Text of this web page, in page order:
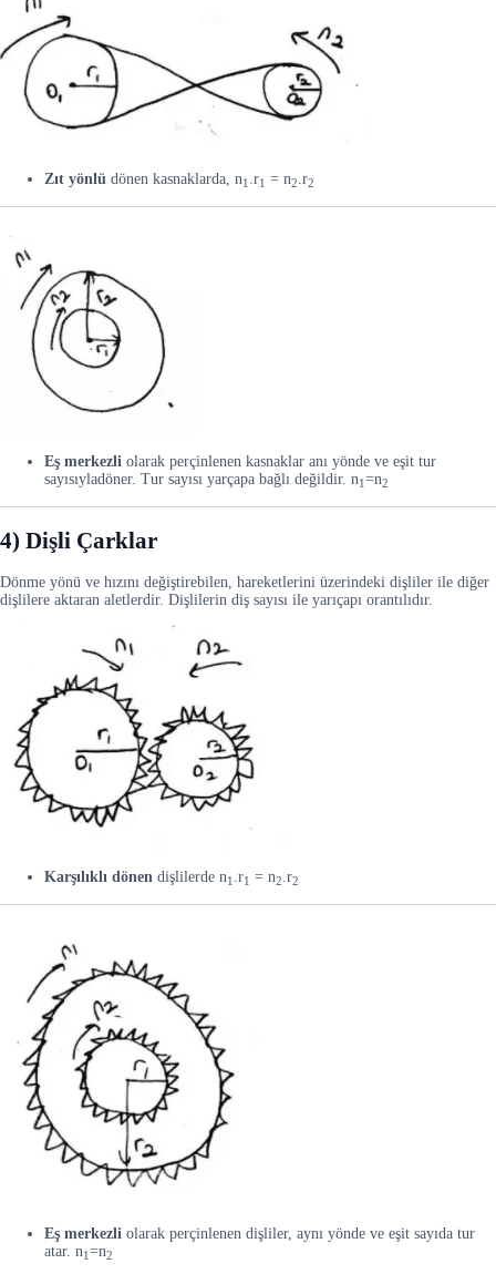
Zıt yönlü dönen kasnaklarda, n1 .r1 = n2.r2
Eş merkezli olarak perçinlenen kasnaklar anı yönde ve eşit tur
sayısıyladöner. Tur sayısı yarçapa bağlı değildir. n1 =n2
4) Dişli Çarklar
Dönme yönü ve hızını değiştirebilen, hareketlerini üzerindeki dişliler ile diğer
dişlilere aktaran aletlerdir. Dişlilerin diş sayısı ile yarıçapı orantılıdır.
Karşılıklı dönen dişlilerde n1 .r1 = n2.r2
Eş merkezli olarak perçinlenen dişliler, aynı yönde ve eşit sayıda tur
atar. n1 =n2